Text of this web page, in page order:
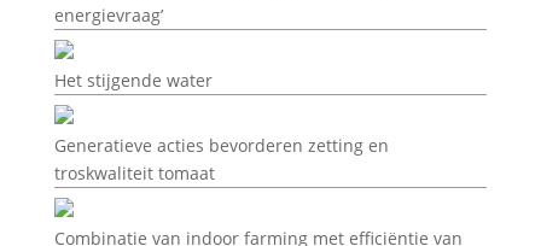
energievraag’
Het stijgende water
Generatieve acties bevorderen zetting en
troskwaliteit tomaat
Combinatie van indoor farming met efficiëntie van